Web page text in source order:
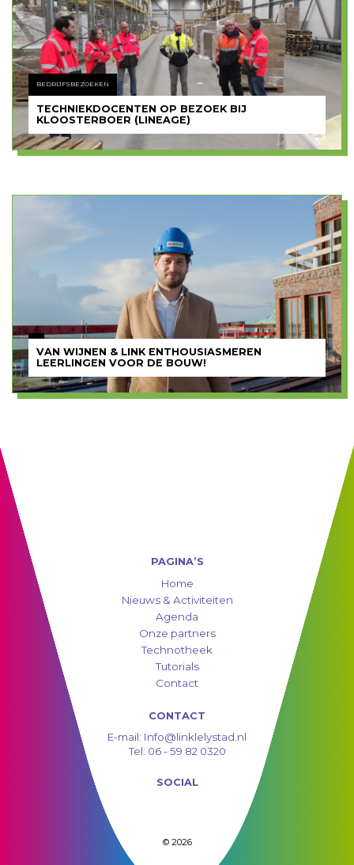
BEDRIJFSBEZOEKEN
TECHNIEKDOCENTEN OP BEZOEK BIJ
KLOOSTERBOER (LINEAGE)
VAN WIJNEN & LINK ENTHOUSIASMEREN
LEERLINGEN VOOR DE BOUW!
PAGINA’S
Home
Nieuws & Activiteiten
Agenda
Onze partners
Technotheek
Tutorials
Contact
CONTACT
E-mail: Info@linklelystad.nl
Tel: 06 - 59 82 0320
SOCIAL
© 2026